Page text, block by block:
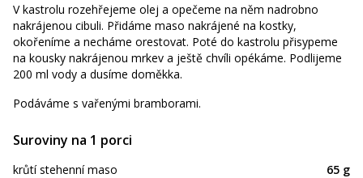
V kastrolu rozehřejeme olej a opečeme na něm nadrobno
nakrájenou cibuli. Přidáme maso nakrájené na kostky,
okořeníme a necháme orestovat. Poté do kastrolu přisypeme
na kousky nakrájenou mrkev a ještě chvíli opékáme. Podlijeme
200 ml vody a dusíme doměkka.
Podáváme s vařenými bramborami.
Suroviny na 1 porci
krůtí stehenní maso
65 g